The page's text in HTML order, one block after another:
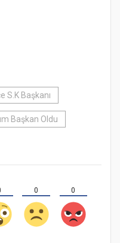
S.K Başkanı
Başkan Oldu
0 0